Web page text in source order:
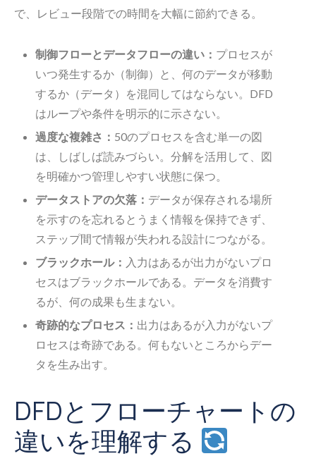
で、レビュー段階での時間を大幅に節約できる。
制御フローとデータフローの違い： プロセスが
いつ発生するか（制御）と、何のデータが移動
するか（データ）を混同してはならない。DFD
はループや条件を明示的に示さない。
過度な複雑さ： 50のプロセスを含む単一の図
は、しばしば読みづらい。分解を活用して、図
を明確かつ管理しやすい状態に保つ。
データストアの欠落： データが保存される場所
を示すのを忘れるとうまく情報を保持できず、
ステップ間で情報が失われる設計につながる。
ブラックホール： 入力はあるが出力がないプロ
セスはブラックホールである。データを消費す
るが、何の成果も生まない。
奇跡的なプロセス： 出力はあるが入力がないプ
ロセスは奇跡である。何もないところからデー
タを生み出す。
DFDとフローチャートの
違いを理解する